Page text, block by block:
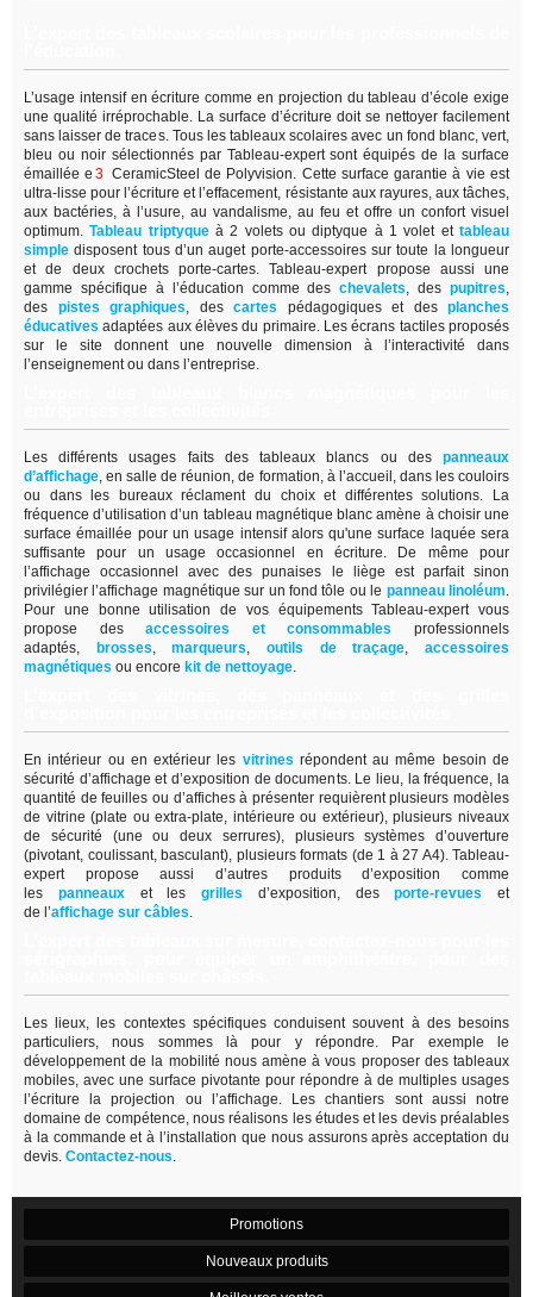
L’usage intensif en écriture comme en projection du tableau d’école exige
une qualité irréprochable. La surface d’écriture doit se nettoyer facilement
sans laisser de traces. Tous les tableaux scolaires avec un fond blanc, vert,
bleu ou noir sélectionnés par Tableau-expert sont équipés de la surface
émaillée e 3 CeramicSteel de Polyvision. Cette surface garantie à vie est
ultra-lisse pour l’écriture et l’effacement, résistante aux rayures, aux tâches,
aux bactéries, à l’usure, au vandalisme, au feu et offre un confort visuel
optimum. Tableau triptyque à 2 volets ou diptyque à 1 volet et tableau
simple disposent tous d’un auget porte-accessoires sur toute la longueur
et de deux crochets porte-cartes. Tableau-expert propose aussi une
gamme spécifique à l’éducation comme des chevalets, des pupitres,
des
pistes graphiques, des cartes pédagogiques et des
planches
éducatives adaptées aux élèves du primaire. Les écrans tactiles proposés
sur le site donnent une nouvelle dimension à l’interactivité dans
l’enseignement ou dans l’entreprise.
Les différents usages faits des tableaux blancs ou des
panneaux
d’affichage, en salle de réunion, de formation, à l’accueil, dans les couloirs
ou dans les bureaux réclament du choix et différentes solutions. La
fréquence d’utilisation d’un tableau magnétique blanc amène à choisir une
surface émaillée pour un usage intensif alors qu'une surface laquée sera
suffisante pour un usage occasionnel en écriture. De même pour
l’affichage occasionnel avec des punaises le liège est parfait sinon
privilégier l’affichage magnétique sur un fond tôle ou le panneau linoléum.
Pour une bonne utilisation de vos équipements Tableau-expert vous
propose des
accessoires et consommables
professionnels
adaptés,
brosses, marqueurs, outils de traçage,accessoires
magnétiques ou encore kit de nettoyage.
En intérieur ou en extérieur les vitrines répondent au même besoin de
sécurité d’affichage et d’exposition de documents. Le lieu, la fréquence, la
quantité de feuilles ou d’affiches à présenter requièrent plusieurs modèles
de vitrine (plate ou extra-plate, intérieure ou extérieur), plusieurs niveaux
de sécurité (une ou deux serrures), plusieurs systèmes d’ouverture
(pivotant, coulissant, basculant), plusieurs formats (de 1 à 27 A4). Tableau-
expert propose aussi d’autres produits d’exposition comme
les
panneaux et les grilles d’exposition, des porte-revues
et
de l’affichage sur câbles.
Les lieux, les contextes spécifiques conduisent souvent à des besoins
particuliers, nous sommes là pour y répondre. Par exemple le
développement de la mobilité nous amène à vous proposer des tableaux
mobiles, avec une surface pivotante pour répondre à de multiples usages
l’écriture la projection ou l’affichage. Les chantiers sont aussi notre
domaine de compétence, nous réalisons les études et les devis préalables
à la commande et à l’installation que nous assurons après acceptation du
devis. Contactez-nous.
Promotions
Nouveaux produits